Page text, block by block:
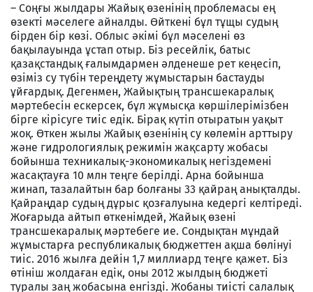
– Соңғы жылдары Жайық өзенінің проблемасы ең
өзекті мәселеге айналды. Өйткені бұл тұщы судың
бірден бір көзі. Облыс әкімі бұл мәселені өз
бақылауында ұстап отыр. Біз ресейлік, батыс
қазақстандық ғалымдармен әлденеше рет кеңесіп,
өзіміз су түбін тереңдету жұмыстарын бастауды
ұйғардық. Дегенмен, Жайықтың трансшекаралық
мәртебесін ескерсек, бұл жұмысқа көршілерімізбен
бірге кірісуге тиіс едік. Бірақ күтіп отыратын уақыт
жоқ. Өткен жылы Жайық өзенінің су көлемін арттыру
және гидрологиялық режимін жақсарту жобасы
бойынша техникалық-экономикалық негіздемені
жасақтауға 10 млн теңге берілді. Арна бойынша
жинап, тазалайтын бар болғаны 33 қайраң анықталды.
Қайраңдар судың дұрыс қозғалуына кедергі келтіреді.
Жоғарыда айтып өткенімдей, Жайық өзені
трансшекаралық мәртебеге ие. Сондықтан мұндай
жұмыстарға республикалық бюджеттен ақша бөлінуі
тиіс. 2016 жылға дейін 1,7 миллиард теңге қажет. Біз
өтініш жолдаған едік, оны 2012 жылдың бюджеті
туралы заң жобасына енгізді. Жобаны тиісті салалық